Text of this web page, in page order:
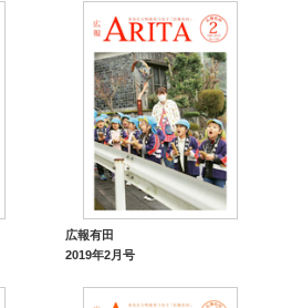
広報有田
2019年2月号